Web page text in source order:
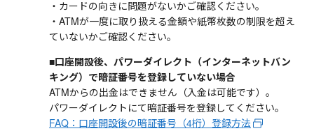
・カードの向きに問題がないかご確認ください。
・ATMが一度に取り扱える金額や紙幣枚数の制限を超え
ていないかご確認ください。
■口座開設後、パワーダイレクト（インターネットバン
キング）で暗証番号を登録していない場合
ATMからの出金はできません（入金は可能です）。
パワーダイレクトにて暗証番号を登録してください。
FAQ：口座開設後の暗証番号（4桁）登録方法